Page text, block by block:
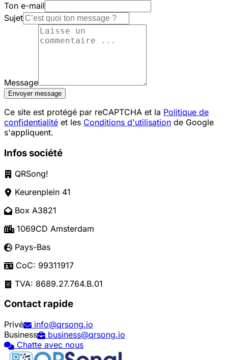
Ton e-mail
Sujet
Message
Envoyer message
Ce site est protégé par reCAPTCHA et la Politique de
confidentialité et les Conditions d'utilisation de Google
s'appliquent.
Infos société
QRSong!
Keurenplein 41
Box A3821
1069CD Amsterdam
Pays-Bas
CoC: 99311917
TVA: 8689.27.764.B.01
Contact rapide
Privé
info@qrsong.io
Business
business@qrsong.io
Chatte avec nous